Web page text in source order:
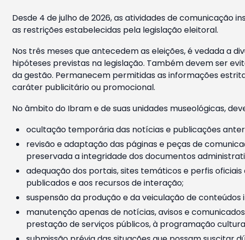
Desde 4 de julho de 2026, as atividades de comunicação
as restrições estabelecidas pela legislação eleitoral.
Nos três meses que antecedem as eleições, é vedada a
hipóteses previstas na legislação. Também devem ser
da gestão. Permanecem permitidas as informações
caráter publicitário ou promocional.
No âmbito do Ibram e de suas unidades museológicas,
ocultação temporária das notícias e publicações
revisão e adaptação das páginas e peças de
preservada a integridade dos documentos
adequação dos portais, sites temáticos e perfis
publicados e aos recursos de interação;
suspensão da produção e da veiculação de
manutenção apenas de notícias, avisos e
prestação de serviços públicos, à programação